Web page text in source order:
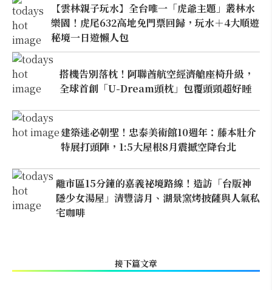
【雲林親子玩水】全台唯一「虎爺主題」叢林水
樂園！虎尾632高地免門票回歸，玩水＋4大順遊
秘境一日遊懶人包
搭機告別落枕！阿聯酋航空經濟艙座椅升級，
全球首創「U-Dream頭枕」包覆頭頸超好睡
建築迷必朝聖！忠泰美術館10週年：藤本壯介
特展打頭陣，1:5大屋根8月震撼空降台北
離市區15分鐘的嘉義祕境路線！造訪「台版神
隱少女湯屋」清豐濤月、湖景窯烤披薩與人氣私
宅咖啡
接下篇文章